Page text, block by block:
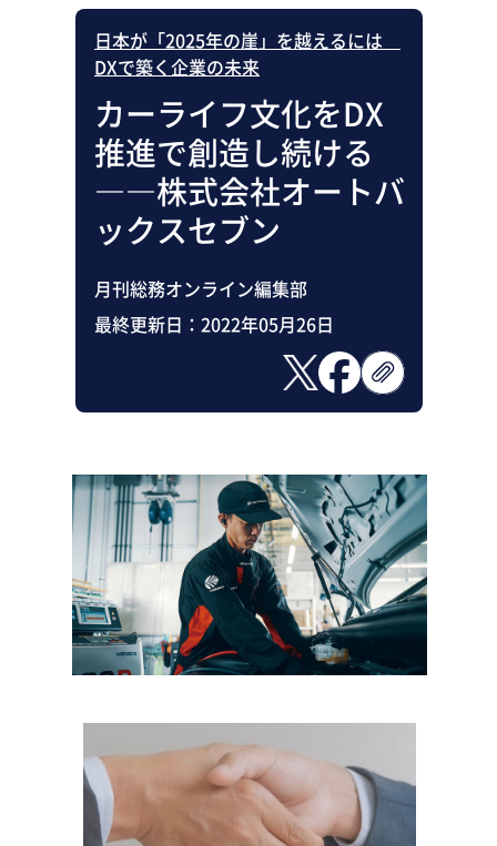
日本が「2025年の崖」を越えるには
DXで築く企業の未来
カーライフ文化をDX
推進で創造し続ける
――株式会社オートバ
ックスセブン
月刊総務オンライン編集部
最終更新日： 2022年05月26日